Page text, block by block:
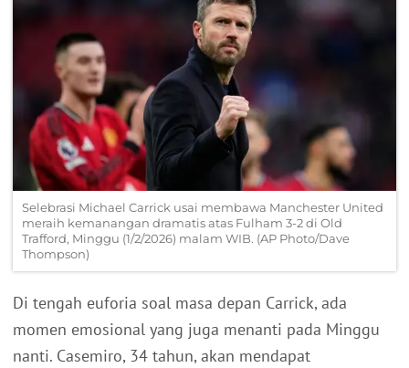
Selebrasi Michael Carrick usai membawa Manchester United
meraih kemanangan dramatis atas Fulham 3-2 di Old
Trafford, Minggu (1/2/2026) malam WIB. (AP Photo/Dave
Thompson)
Di tengah euforia soal masa depan Carrick, ada
momen emosional yang juga menanti pada Minggu
nanti. Casemiro, 34 tahun, akan mendapat